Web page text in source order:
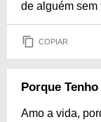
de alguém sem
COPIAR
Porque Tenho
Amo a vida,